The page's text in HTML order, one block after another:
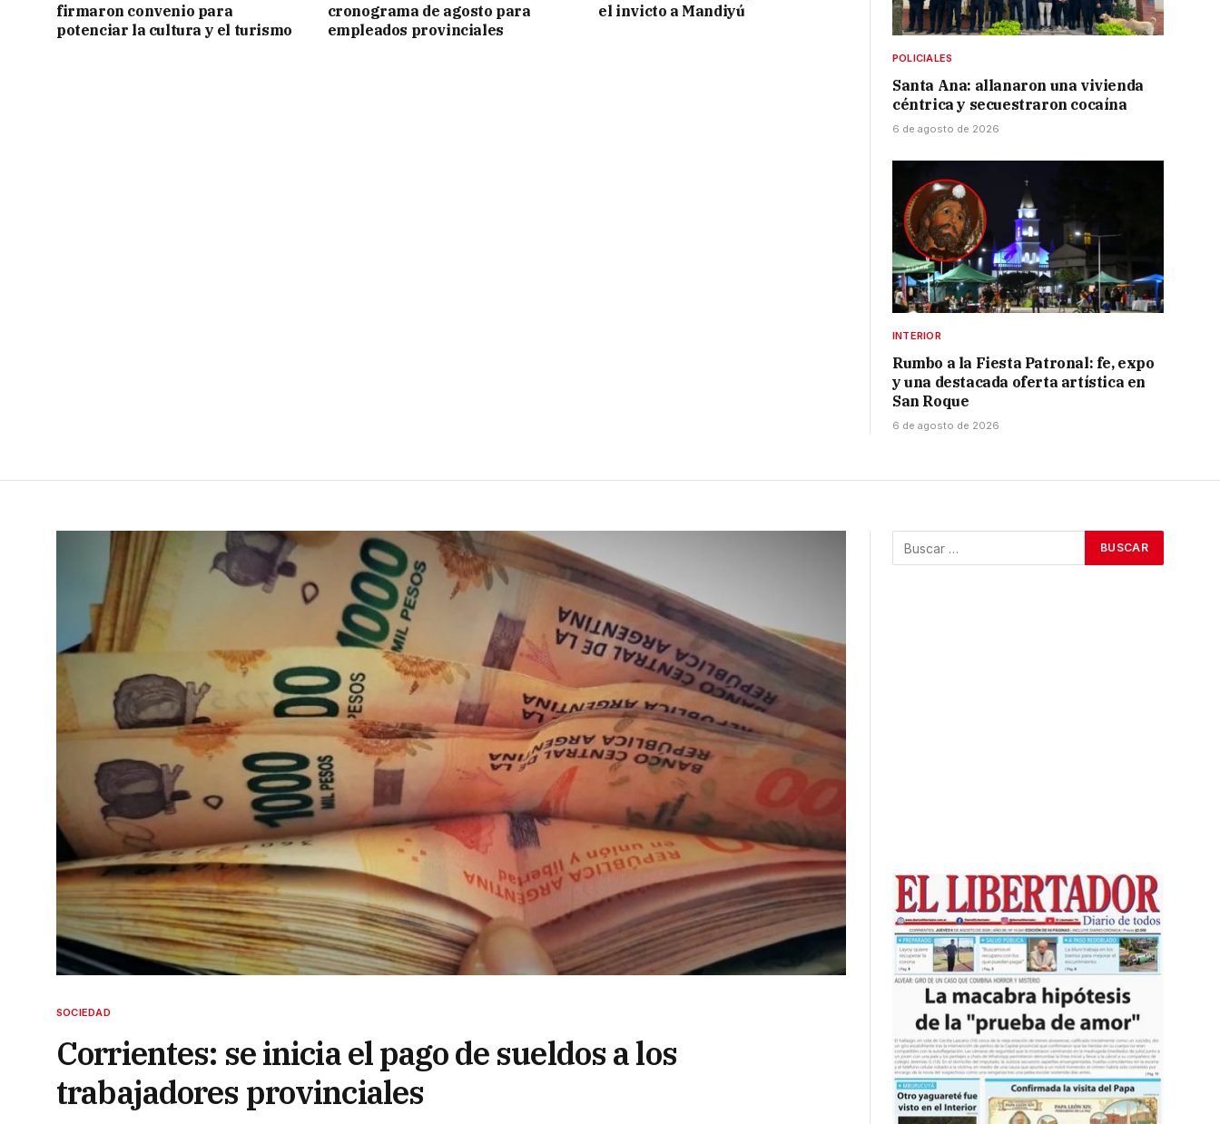
firmaron convenio para
potenciar la cultura y el turismo
cronograma de agosto para
empleados provinciales
el invicto a Mandiyú
POLICIALES
Santa Ana: allanaron una vivienda
céntrica y secuestraron cocaína
6 de agosto de 2026
INTERIOR
Rumbo a la Fiesta Patronal: fe, expo
y una destacada oferta artística en
San Roque
6 de agosto de 2026
SOCIEDAD
Corrientes: se inicia el pago de sueldos a los
trabajadores provinciales